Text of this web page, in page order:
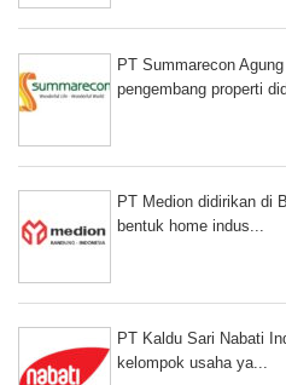
PT Summarecon
pengembang properti
PT Medion didirikan di
bentuk home indus...
PT Kaldu Sari Nabati
kelompok usaha ya...